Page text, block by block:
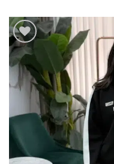
اضف
الي
المفضلة